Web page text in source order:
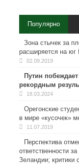
Популярно
Зона стычек за
расширяется на юг
02.09.2019
Путин
рекордным
18.03.2024
Орегонские
в мире «кусочек»
11.07.2019
Перспектива
ответственности
Зеландии; критики